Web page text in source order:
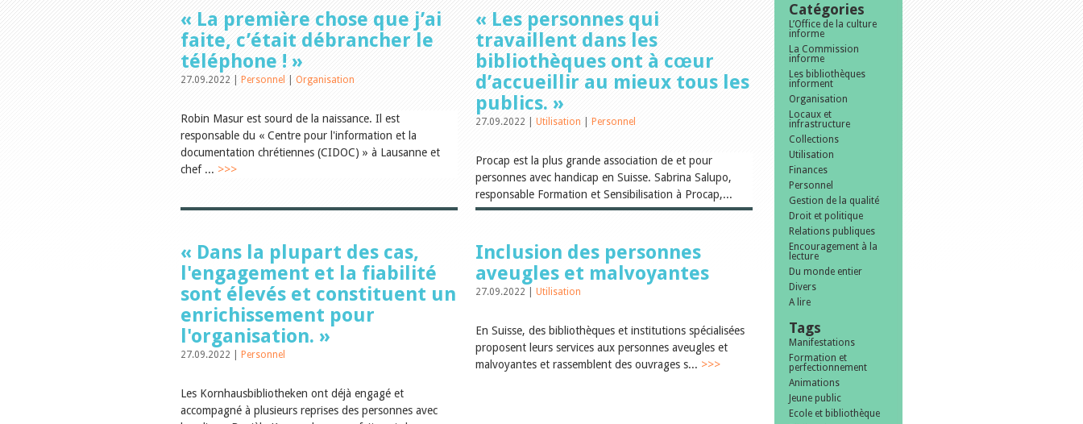
« La première chose que j’ai
faite, c’était débrancher le
téléphone ! »
27.09.2022 | Personnel Organisation
Robin Masur est sourd de la naissance. Il est
responsable du « Centre pour l'information et la
documentation chrétiennes (CIDOC) » à Lausanne et
chef ... >>>
« Les personnes qui
travaillent dans les
bibliothèques ont à cœur
d’accueillir au mieux tous les
publics. »
27.09.2022 | Utilisation Personnel
Procap est la plus grande association de et pour
personnes avec handicap en Suisse. Sabrina Salupo,
responsable Formation et Sensibilisation à Procap,...
>>>
« Dans la plupart des cas,
l'engagement et la fiabilité
sont élevés et constituent un
enrichissement pour
l'organisation. »
27.09.2022 | Personnel
Les Kornhausbibliotheken ont déjà engagé et
accompagné à plusieurs reprises des personnes avec
Inclusion des personnes
aveugles et malvoyantes
27.09.2022 | Utilisation
En Suisse, des bibliothèques et institutions spécialisées
proposent leurs services aux personnes aveugles et
malvoyantes et rassemblent des ouvrages s... >>>
Catégories
L’Office de la culture
informe
La Commission
informe
Les bibliothèques
informent
Organisation
Locaux et
infrastructure
Collections
Utilisation
Finances
Personnel
Gestion de la qualité
Droit et politique
Relations publiques
Encouragement à la
lecture
Du monde entier
Divers
A lire
Tags
Manifestations
Formation et
perfectionnement
Animations
Jeune public
Ecole et bibliothèque